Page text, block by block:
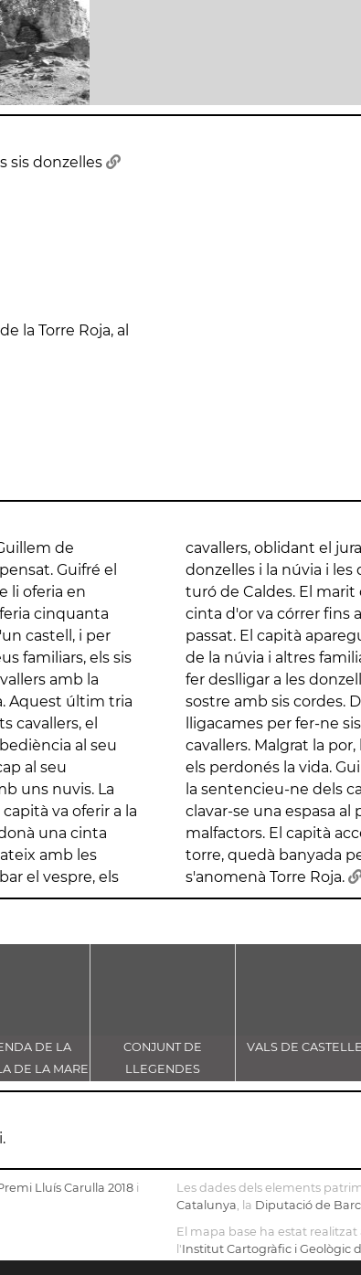
sis donzelles
la Torre Roja, al
de
Guifré el
cinquanta
castell, i per
familiars, els sis
amb la
Aquest últim tria
cavallers, el
al seu
al seu
uns nuvis. La
va oferir a la
una cinta
amb les
el vespre, els
agafar les
damunt d'un
li el que havia
marit, el pare
a la torre, va
sis ganxos al
donzelles les
els sis
al capità que
i preparà
els permetés
com uns vulgars
el terra de la
la torre
s'anomenà Torre Roja.
DE LA
DE LA MARE
CASTELLET
CONJUNT DE
LLEGENDES
VINCULADES AL CAMÍ
VALS DE
Lluís Carulla 2018 i
Les dades dels elements
Catalunya, la Diputació de
El mapa base ha estat
l'Institut Cartogràfic i Geològic